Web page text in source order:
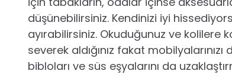
düşünebilirsiniz. Kendinizi iyi
ayırabilirsiniz. Okuduğunuz ve kolilere
severek aldığınız fakat
bibloları ve süs eşyalarını da